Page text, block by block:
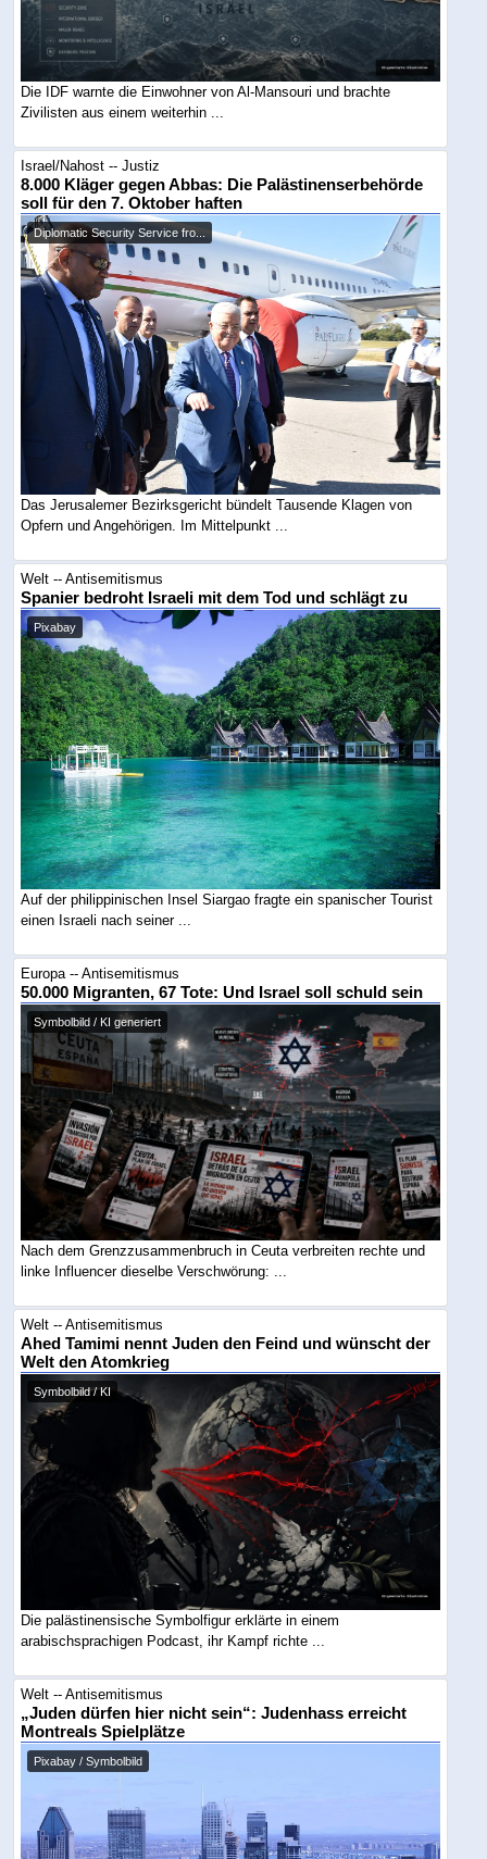
Die IDF warnte die Einwohner von Al-Mansouri und brachte
Zivilisten aus einem weiterhin ...
Israel/Nahost -- Justiz
8.000 Kläger gegen Abbas: Die Palästinenserbehörde
soll für den 7. Oktober haften
Diplomatic Security Service fro...
Das Jerusalemer Bezirksgericht bündelt Tausende Klagen von
Opfern und Angehörigen. Im Mittelpunkt ...
Welt -- Antisemitismus
Spanier bedroht Israeli mit dem Tod und schlägt zu
Pixabay
Auf der philippinischen Insel Siargao fragte ein spanischer Tourist
einen Israeli nach seiner ...
Europa -- Antisemitismus
50.000 Migranten, 67 Tote: Und Israel soll schuld sein
Symbolbild / KI generiert
Nach dem Grenzzusammenbruch in Ceuta verbreiten rechte und
linke Influencer dieselbe Verschwörung: ...
Welt -- Antisemitismus
Ahed Tamimi nennt Juden den Feind und wünscht der
Welt den Atomkrieg
Symbolbild / KI
Die palästinensische Symbolfigur erklärte in einem
arabischsprachigen Podcast, ihr Kampf richte ...
Welt -- Antisemitismus
„Juden dürfen hier nicht sein“: Judenhass erreicht
Montreals Spielplätze
Pixabay / Symbolbild